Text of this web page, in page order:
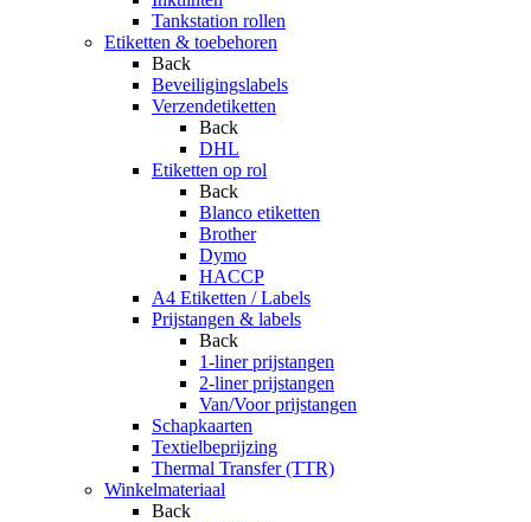
Tankstation rollen
Etiketten & toebehoren
Back
Beveiligingslabels
Verzendetiketten
Back
DHL
Etiketten op rol
Back
Blanco etiketten
Brother
Dymo
HACCP
A4 Etiketten / Labels
Prijstangen & labels
Back
1-liner prijstangen
2-liner prijstangen
Van/Voor prijstangen
Schapkaarten
Textielbeprijzing
Thermal Transfer (TTR)
Winkelmateriaal
Back